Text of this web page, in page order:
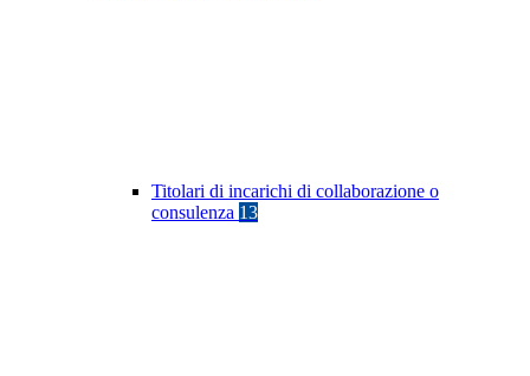
Titolari di incarichi di collaborazione o
consulenza 13